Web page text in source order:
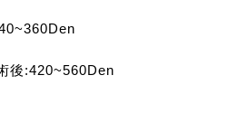
後:420~560Den